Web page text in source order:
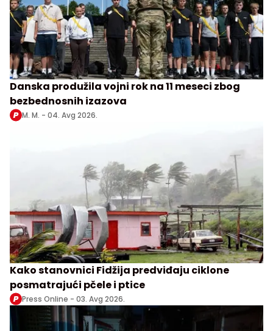
Danska produžila vojni rok na 11 meseci zbog
bezbednosnih izazova
M. M. - 04. Avg 2026.
Kako stanovnici Fidžija predviđaju ciklone
posmatrajući pčele i ptice
Press Online - 03. Avg 2026.